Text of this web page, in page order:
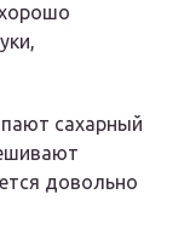
сахарный
довольно